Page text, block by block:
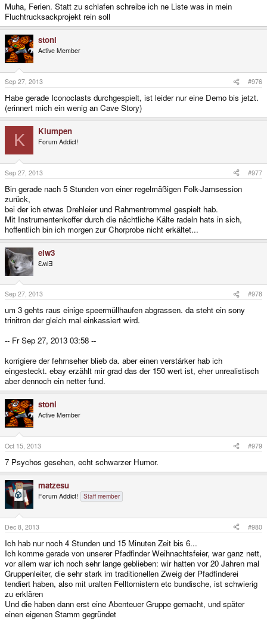
Muha, Ferien. Statt zu schlafen schreibe ich ne Liste was in mein
Fluchtrucksackprojekt rein soll
stoni
Active Member
Sep 27, 2013 #976
Habe gerade Iconoclasts durchgespielt, ist leider nur eine Demo bis jetzt.
(erinnert mich ein wenig an Cave Story)
K Klumpen
Forum Addict!
Sep 27, 2013 #977
Bin gerade nach 5 Stunden von einer regelmäßigen Folk-Jamsession
zurück,
bei der ich etwas Drehleier und Rahmentrommel gespielt hab.
Mit Instrumentenkoffer durch die nächtliche Kälte radeln hats in sich,
hoffentlich bin ich morgen zur Chorprobe nicht erkältet...
elw3
ƐʍlƎ
Sep 27, 2013 #978
um 3 gehts raus einige speermüllhaufen abgrassen. da steht ein sony
trinitron der gleich mal einkassiert wird.
-- Fr Sep 27, 2013 03:58 --
korrigiere der fehrnseher blieb da. aber einen verstärker hab ich
eingesteckt. ebay erzählt mir grad das der 150 wert ist, eher unrealistisch
aber dennoch ein netter fund.
stoni
Active Member
Oct 15, 2013 #979
7 Psychos gesehen, echt schwarzer Humor.
matzesu
Forum Addict! Staff member
Dec 8, 2013 #980
Ich hab nur noch 4 Stunden und 15 Minuten Zeit bis 6...
Ich komme gerade von unserer Pfadfinder Weihnachtsfeier, war ganz nett,
vor allem war ich noch sehr lange geblieben: wir hatten vor 20 Jahren mal
Gruppenleiter, die sehr stark im traditionellen Zweig der Pfadfinderei
tendiert haben, also mit uralten Felltornistern etc bundische, ist schwierig
zu erklären
Und die haben dann erst eine Abenteuer Gruppe gemacht, und später
einen eigenen Stamm gegründet